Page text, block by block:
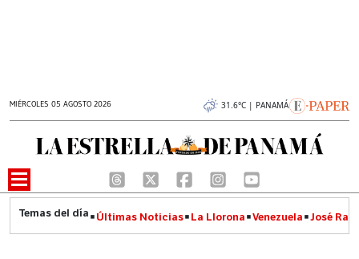
MIÉRCOLES 05 AGOSTO 2026 31.6°C | PANAMÁ
Últimas Noticias La Llorona Venezuela José